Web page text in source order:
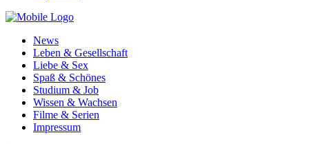
News
Leben & Gesellschaft
Liebe & Sex
Spaß & Schönes
Studium & Job
Wissen & Wachsen
Filme & Serien
Impressum